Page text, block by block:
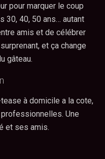
pour marquer le coup
30, 40, 50 ans… autant
amis et de célébrer
et ça change
gâteau.
à domicile a la cote,
Une
et ses amis.